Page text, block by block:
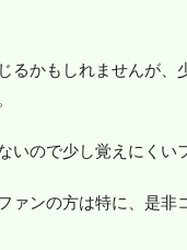
るかもしれませんが、
いので少し覚えにくい
ァンの方は特に、是非